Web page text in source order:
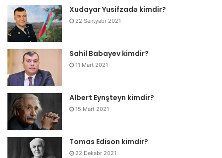
Xudayar Yusifzadə kimdir?
22 Sentyabr 2021
Sahil Babayev kimdir?
11 Mart 2021
Albert Eynşteyn kimdir?
15 Mart 2021
Tomas Edison kimdir?
22 Dekabr 2021